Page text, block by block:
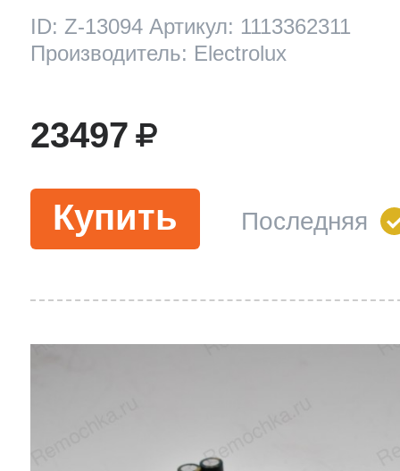
ID: Z-13094 Артикул: 1113362311
Производитель: Electrolux
23497
Купить Последняя